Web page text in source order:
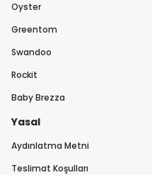
Oyster
Greentom
Swandoo
Rockit
Baby Brezza
Yasal
Aydınlatma Metni
Teslimat Koşulları